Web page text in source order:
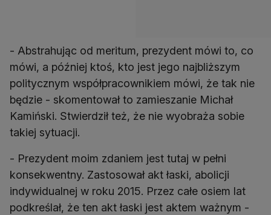
- Abstrahując od meritum, prezydent mówi to, co
mówi, a później ktoś, kto jest jego najbliższym
politycznym współpracownikiem mówi, że tak nie
będzie - skomentował to zamieszanie Michał
Kamiński. Stwierdził też, że nie wyobraża sobie
takiej sytuacji.
- Prezydent moim zdaniem jest tutaj w pełni
konsekwentny. Zastosował akt łaski, abolicji
indywidualnej w roku 2015. Przez całe osiem lat
podkreślał, że ten akt łaski jest aktem ważnym -